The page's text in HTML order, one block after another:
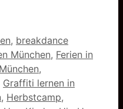
, breakdance
München, Ferien in
,
Graffiti lernen in
, Herbstcamp,